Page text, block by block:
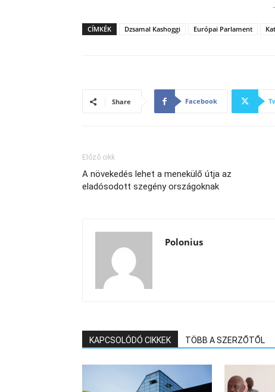
CÍMKÉK Dzsamal Kashoggi Európai Parlament
Share Facebook
Előző cikk
A növekedés lehet a menekülő útja az
eladósodott szegény országoknak
Polonius
KAPCSOLÓDÓ CIKKEK TÖBB A SZERZŐTŐL